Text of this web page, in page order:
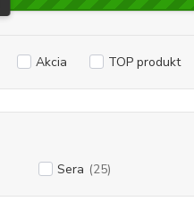
Akcia TOP produkt
Sera (25)